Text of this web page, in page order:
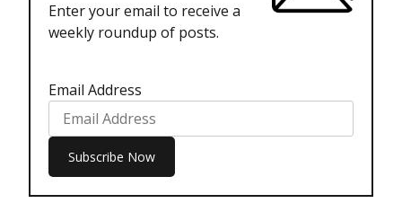
Enter your email to receive a
weekly roundup of posts.
Email Address